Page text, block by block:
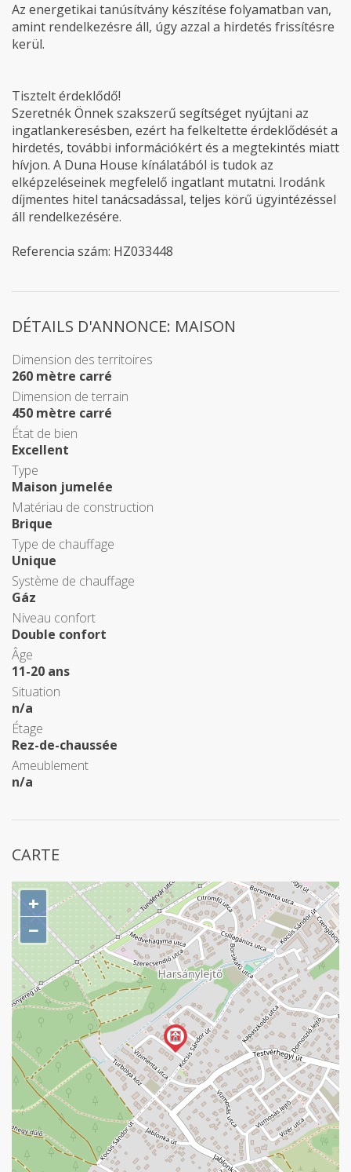
Az energetikai tanúsítvány készítése folyamatban van,
amint rendelkezésre áll, úgy azzal a hirdetés frissítésre
kerül.
Tisztelt érdeklődő!
Szeretnék Önnek szakszerű segítséget nyújtani az
ingatlankeresésben, ezért ha felkeltette érdeklődését a
hirdetés, további információkért és a megtekintés miatt
hívjon. A Duna House kínálatából is tudok az
elképzeléseinek megfelelő ingatlant mutatni. Irodánk
díjmentes hitel tanácsadással, teljes körű ügyintézéssel
áll rendelkezésére.
Referencia szám: HZ033448
DÉTAILS D'ANNONCE: MAISON
Dimension des territoires
260 mètre carré
Dimension de terrain
450 mètre carré
État de bien
Excellent
Type
Maison jumelée
Matériau de construction
Brique
Type de chauffage
Unique
Système de chauffage
Gáz
Niveau confort
Double confort
Âge
11-20 ans
Situation
n/a
Étage
Rez-de-chaussée
Ameublement
n/a
CARTE
+
−